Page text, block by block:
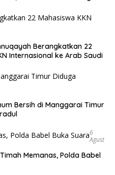
Berangkatkan 22
Internasional ke Arab Saudi
Bersih di Manggarai Timur
6
Agust
Memanas, Polda Babel